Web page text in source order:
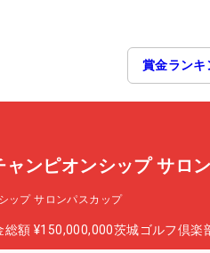
賞金ランキ
ンピオンシップ サロ
ップ サロンパスカップ
総額 ¥150,000,000茨城ゴルフ倶楽